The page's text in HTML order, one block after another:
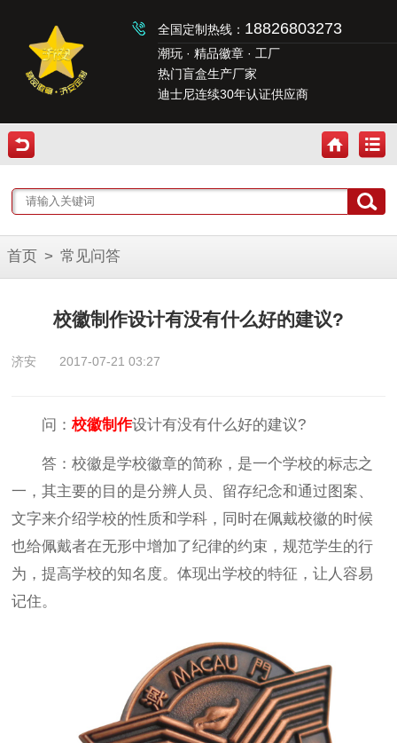
全国定制热线： 18826803273
潮玩 · 精品徽章 · 工厂
热门盲盒生产厂家
迪士尼连续30年认证供应商
首页 > 常见问答
校徽制作设计有没有什么好的建议?
济安 2017-07-21 03:27
问： 校徽制作设计有没有什么好的建议?
答：校徽是学校徽章的简称，是一个学校的标志之
一，其主要的目的是分辨人员、留存纪念和通过图案、
文字来介绍学校的性质和学科，同时在佩戴校徽的时候
也给佩戴者在无形中增加了纪律的约束，规范学生的行
为，提高学校的知名度。体现出学校的特征，让人容易
记住。